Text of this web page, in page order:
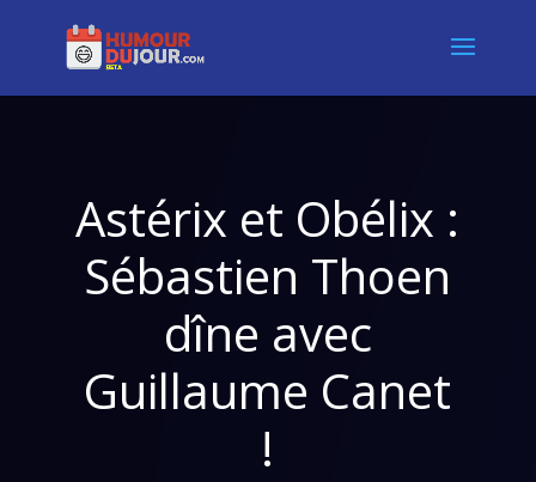
Astérix et Obélix :
Sébastien Thoen
dîne avec
Guillaume Canet
!